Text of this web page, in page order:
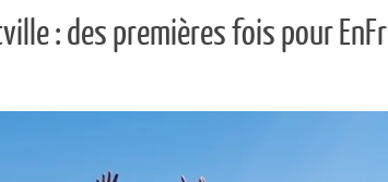
: des premières fois pour